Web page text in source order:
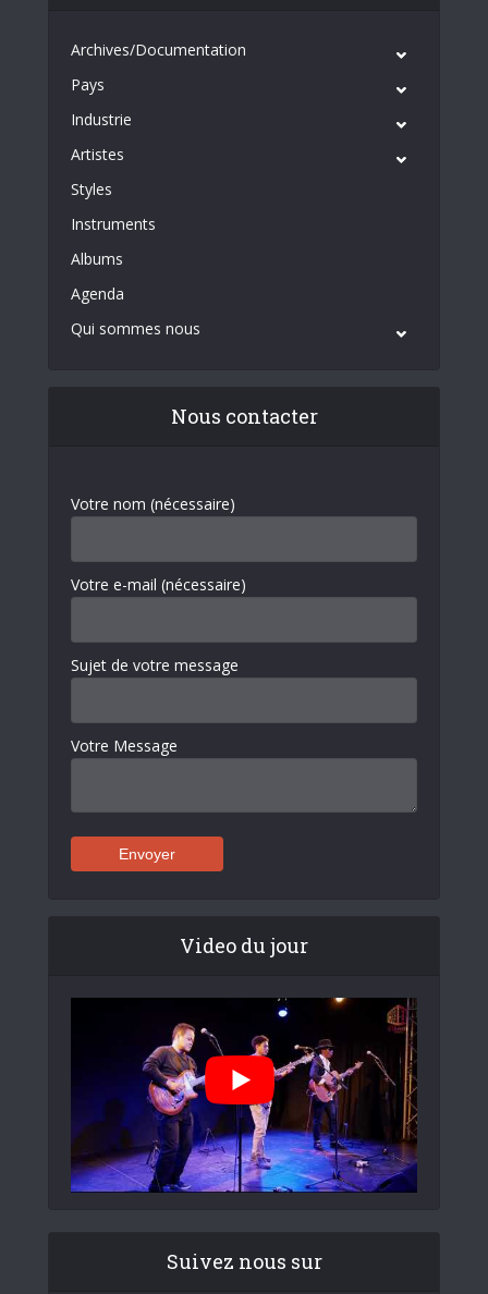
Archives/Documentation
Pays
Industrie
Artistes
Styles
Instruments
Albums
Agenda
Qui sommes nous
Nous contacter
Votre nom (nécessaire)
Votre e-mail (nécessaire)
Sujet de votre message
Votre Message
Video du jour
Suivez nous sur